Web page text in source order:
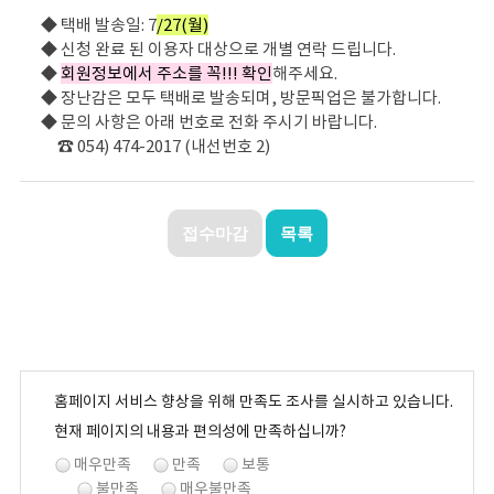
◆ 택배 발송일: 7/27(월)
◆ 신청 완료 된 이용자 대상으로 개별 연락 드립니다.
◆회원정보에서 주소를 꼭!!! 확인해주세요.
◆ 장난감은 모두 택배로 발송되며, 방문픽업은 불가합니다.
◆ 문의 사항은 아래 번호로 전화 주시기 바랍니다.
☎ 054) 474-2017 (내선번호 2)
접수마감 목록
홈페이지 서비스 향상을 위해 만족도 조사를 실시하고 있습니다.
현재 페이지의 내용과 편의성에 만족하십니까?
매우만족
만족
보통
불만족
매우불만족